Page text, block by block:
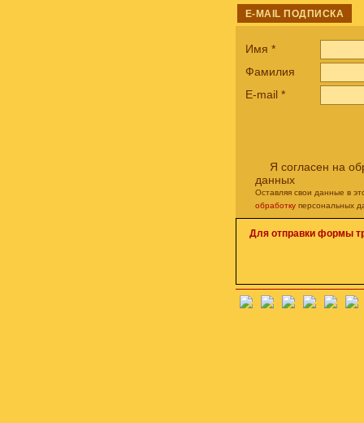
E-MAIL ПОДПИСКА
Имя *
Фамилия
E-mail *
Я согласен на
данных
Оставляя свои данные в
обработку персональных
Для отправки формы